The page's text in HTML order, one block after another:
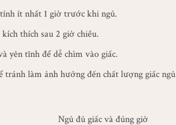
ít nhất 1 giờ trước khi ngủ.
kích thích sau 2 giờ chiều.
yên tĩnh để dễ chìm vào giấc.
làm ảnh hưởng đến chất lượng giấc